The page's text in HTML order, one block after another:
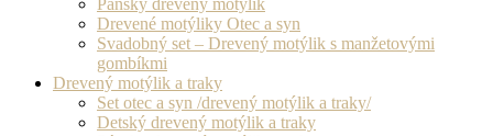
Pánsky drevený motýlik
Drevené motýliky Otec a syn
Svadobný set – Drevený motýlik s manžetovými
gombíkmi
Drevený motýlik a traky
Set otec a syn /drevený motýlik a traky/
Detský drevený motýlik a traky